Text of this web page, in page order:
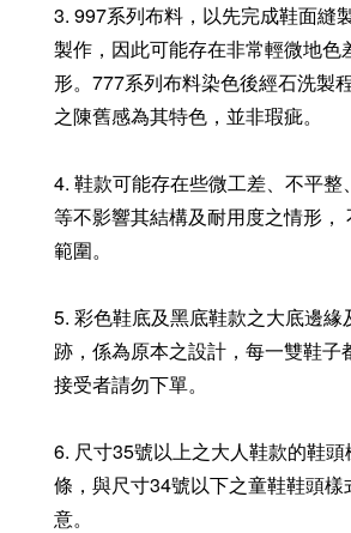
3. 997系列布料，以先完成鞋面縫
製作，因此可能存在非常輕微地色
形。777系列布料染色後經石洗製
之陳舊感為其特色，並非瑕疵。
4. 鞋款可能存在些微工差、不平整
等不影響其結構及耐用度之情形，
範圍。
5. 彩色鞋底及黑底鞋款之大底邊緣
跡，係為原本之設計，每一雙鞋子
接受者請勿下單。
6. 尺寸35號以上之大人鞋款的鞋
條，與尺寸34號以下之童鞋鞋頭樣
意。